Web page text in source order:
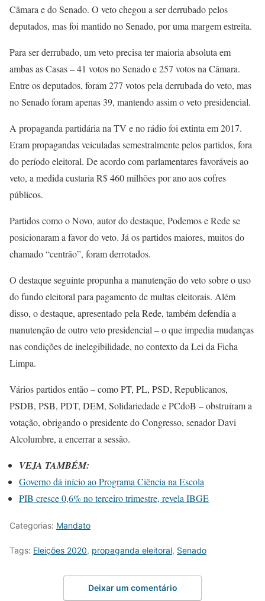
Câmara e do Senado. O veto chegou a ser derrubado pelos
deputados, mas foi mantido no Senado, por uma margem estreita.
Para ser derrubado, um veto precisa ter maioria absoluta em
ambas as Casas – 41 votos no Senado e 257 votos na Câmara.
Entre os deputados, foram 277 votos pela derrubada do veto, mas
no Senado foram apenas 39, mantendo assim o veto presidencial.
A propaganda partidária na TV e no rádio foi extinta em 2017.
Eram propagandas veiculadas semestralmente pelos partidos, fora
do período eleitoral. De acordo com parlamentares favoráveis ao
veto, a medida custaria R$ 460 milhões por ano aos cofres
públicos.
Partidos como o Novo, autor do destaque, Podemos e Rede se
posicionaram a favor do veto. Já os partidos maiores, muitos do
chamado “centrão”, foram derrotados.
O destaque seguinte propunha a manutenção do veto sobre o uso
do fundo eleitoral para pagamento de multas eleitorais. Além
disso, o destaque, apresentado pela Rede, também defendia a
manutenção de outro veto presidencial – o que impedia mudanças
nas condições de inelegibilidade, no contexto da Lei da Ficha
Limpa.
Vários partidos então – como PT, PL, PSD, Republicanos,
PSDB, PSB, PDT, DEM, Solidariedade e PCdoB – obstruíram a
votação, obrigando o presidente do Congresso, senador Davi
Alcolumbre, a encerrar a sessão.
VEJA TAMBÉM:
Governo dá início ao Programa Ciência na Escola
PIB cresce 0,6% no terceiro trimestre, revela IBGE
Categorias: Mandato
Tags: Eleições 2020, propaganda eleitoral, Senado
Deixar um comentário